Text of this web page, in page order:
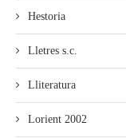
Hestoria
Lletres s.c.
Lliteratura
Lorient 2002